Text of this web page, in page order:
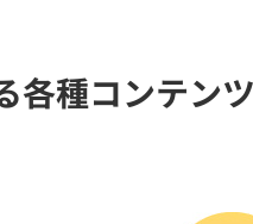
各種コンテンツ